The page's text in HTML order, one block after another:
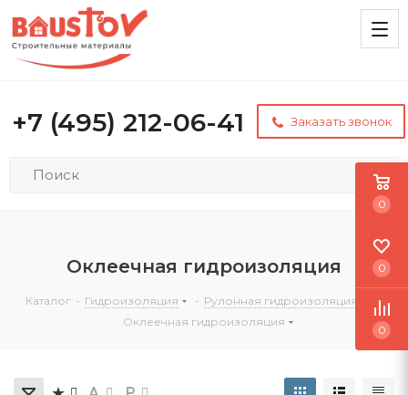
+7 (495) 212-06-41 Заказать звонок
Оклеечная гидроизоляция
Каталог - Гидроизоляция - Рулонная гидроизоляция
Оклеечная гидроизоляция
0
0
0